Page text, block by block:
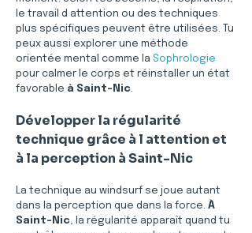
le travail d attention ou des techniques
plus spécifiques peuvent être utilisées. Tu
peux aussi explorer une méthode
orientée mental comme la Sophrologie
pour calmer le corps et réinstaller un état
favorable à Saint-Nic.
Développer la régularité
technique grâce à l attention et
à la perception à Saint-Nic
La technique au windsurf se joue autant
dans la perception que dans la force. À
Saint-Nic, la régularité apparaît quand tu